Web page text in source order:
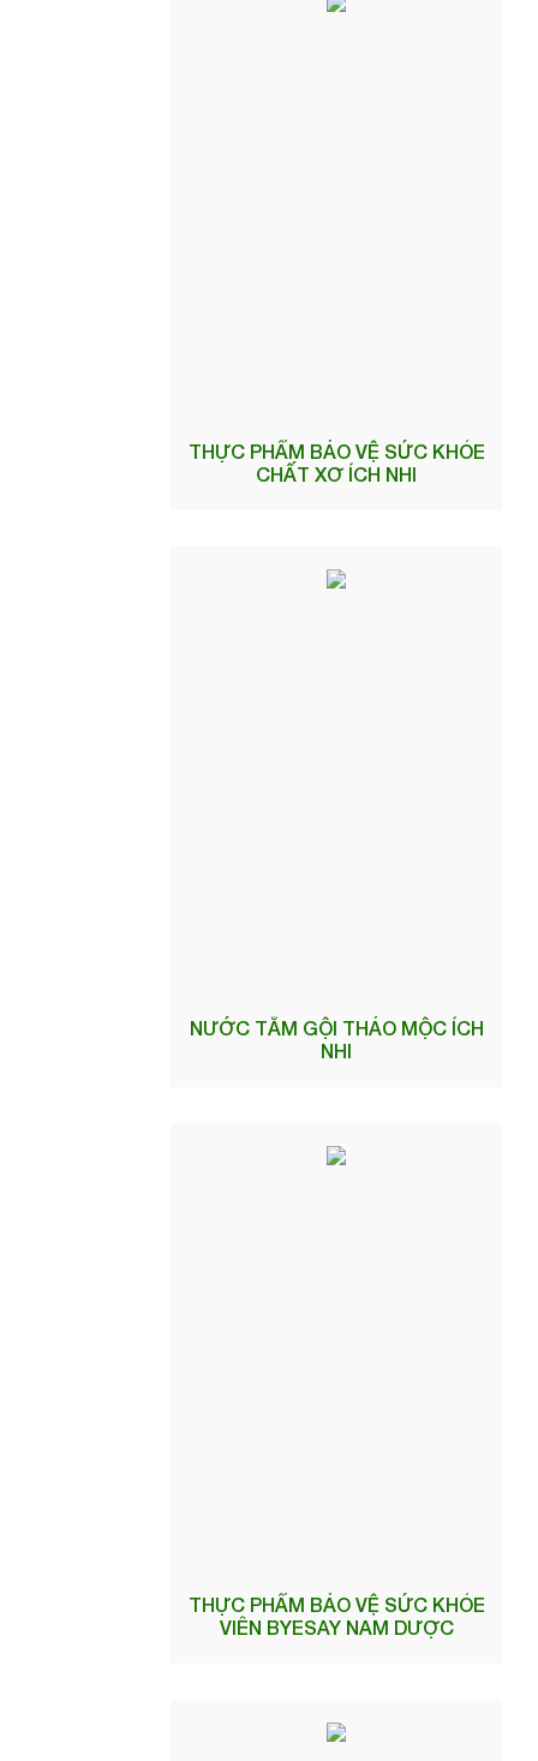
THỰC PHẨM BẢO VỆ SỨC KHỎE
CHẤT XƠ ÍCH NHI
NƯỚC TẮM GỘI THẢO MỘC ÍCH
NHI
THỰC PHẨM BẢO VỆ SỨC KHỎE
VIÊN BYESAY NAM DƯỢC